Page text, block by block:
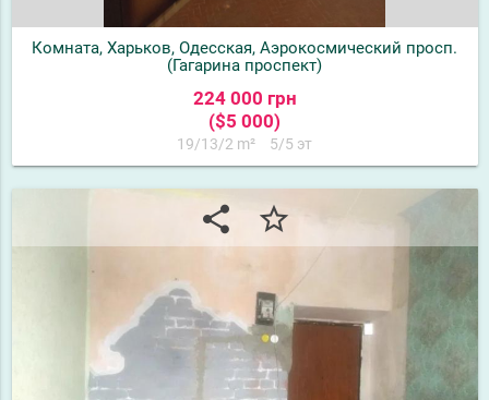
Комната, Харьков, Одесская, Аэрокосмический просп.
(Гагарина проспект)
224 000 грн
($5 000)
19/13/2 m² 5/5 эт
share star_border